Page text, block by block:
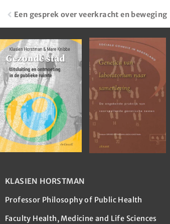
Een gesprek over veerkracht en beweging
KLASIEN HORSTMAN
Professor Philosophy of Public Health
Faculty Health, Medicine and Life Sciences